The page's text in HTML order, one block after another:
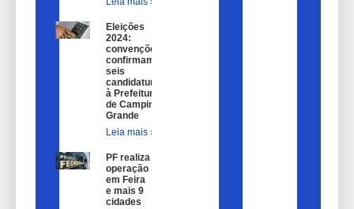
Eleições
2024:
convenções
confirmam
seis
candidaturas
à Prefeitura
de Campina
Grande
Leia mais »
PF realiza
operação
em Feira
e mais 9
cidades